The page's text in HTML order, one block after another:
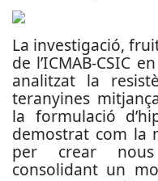
La investigació,
de l’ICMAB-CSIC
analitzat la
teranyines
la formulació
demostrat com la
per crear nous
consolidant un